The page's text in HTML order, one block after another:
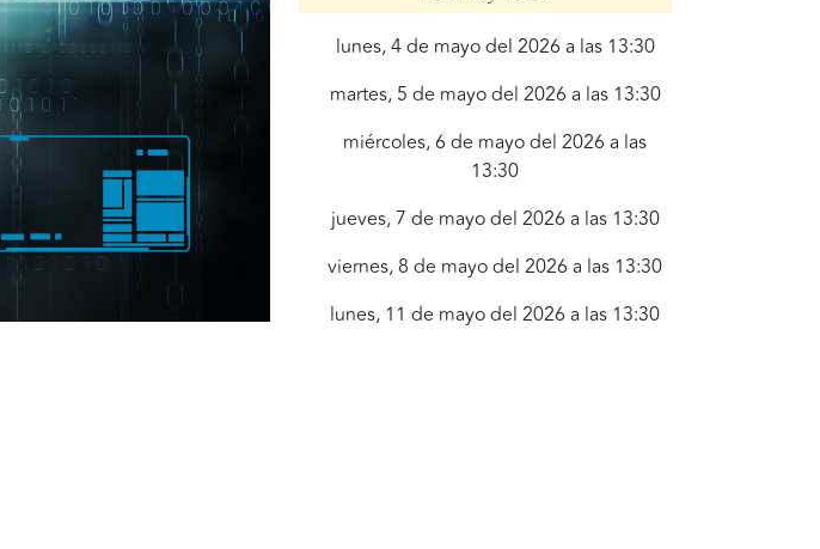
lunes, 4 de mayo del 2026 a las 13:30
martes, 5 de mayo del 2026 a las 13:30
miércoles, 6 de mayo del 2026 a las
13:30
jueves, 7 de mayo del 2026 a las 13:30
viernes, 8 de mayo del 2026 a las 13:30
lunes, 11 de mayo del 2026 a las 13:30